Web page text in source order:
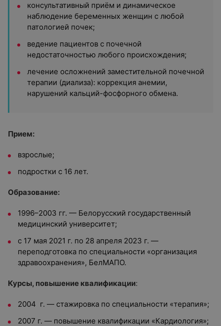
консультативный приём и динамическое
наблюдение беременных женщин с любой
патологией почек;
ведение пациентов с почечной
недостаточностью любого происхождения;
лечение осложнений заместительной почечной
терапии (диализа): коррекция анемии,
нарушений кальций-фосфорного обмена.
Прием:
взрослые;
подростки с 16 лет.
Образование:
1996–2003 гг. — Белорусский государственный
медицинский университет;
с 17 мая 2021 г. по 28 апреля 2023 г. —
переподготовка по специальности «организация
здравоохранения», БелМАПО.
Курсы, повышение квалификации:
2004 г. — стажировка по специальности «терапия»;
2007 г. — повышение квалификации «Кардиология»;